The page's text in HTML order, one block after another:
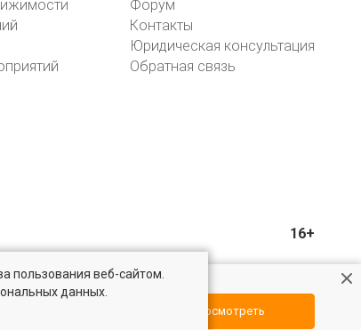
Посмотреть
Форум
Контакты
Юридическая консультация
Обратная связь
16+
пользования веб-сайтом.
данных.